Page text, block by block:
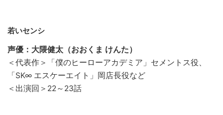
若いセンシ
声優：大隈健太（おおくま けんた）
＜代表作＞「僕のヒーローアカデミア」セメントス役、
「SK∞ エスケーエイト」岡店長役など
＜出演回＞22～23話